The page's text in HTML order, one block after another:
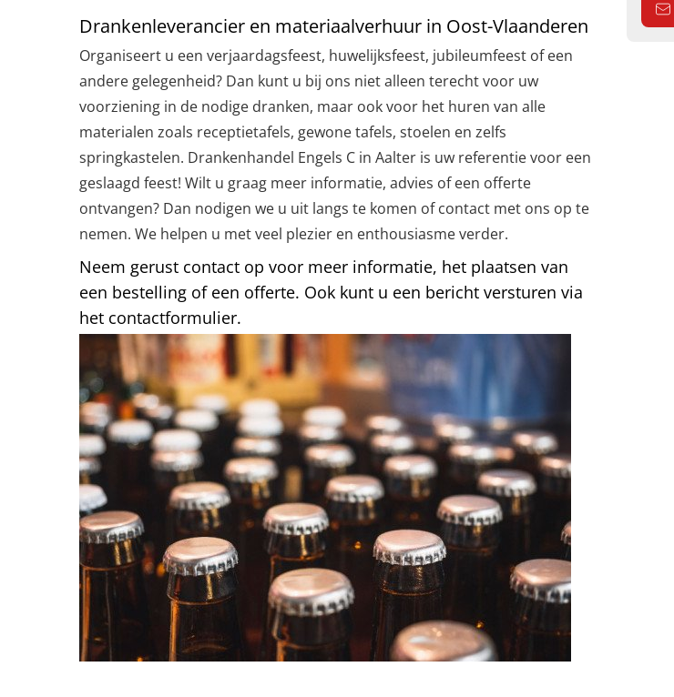
Drankenleverancier en materiaalverhuur in Oost-Vlaanderen
Organiseert u een verjaardagsfeest, huwelijksfeest, jubileumfeest of een
andere gelegenheid? Dan kunt u bij ons niet alleen terecht voor uw
voorziening in de nodige dranken, maar ook voor het huren van alle
materialen zoals receptietafels, gewone tafels, stoelen en zelfs
springkastelen. Drankenhandel Engels C in Aalter is uw referentie voor een
geslaagd feest! Wilt u graag meer informatie, advies of een offerte
ontvangen? Dan nodigen we u uit langs te komen of contact met ons op te
nemen. We helpen u met veel plezier en enthousiasme verder.
Neem gerust contact op voor meer informatie, het plaatsen van
een bestelling of een offerte. Ook kunt u een bericht versturen via
het contactformulier.